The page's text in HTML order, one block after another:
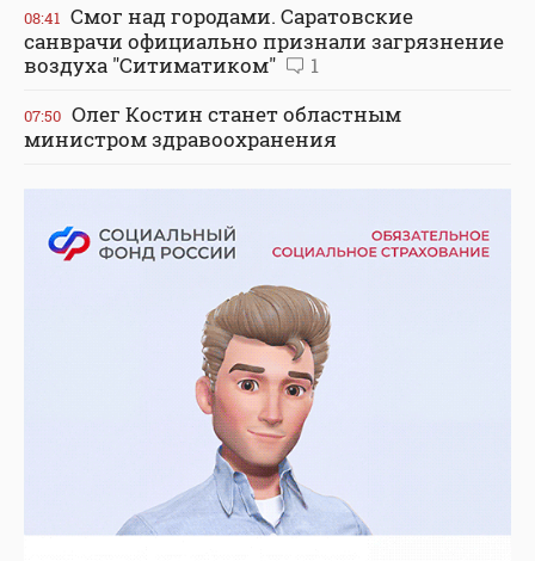
08:41 Смог над городами. Саратовские
санврачи официально признали загрязнение
воздуха "Ситиматиком"
1
07:50 Олег Костин станет областным
министром здравоохранения